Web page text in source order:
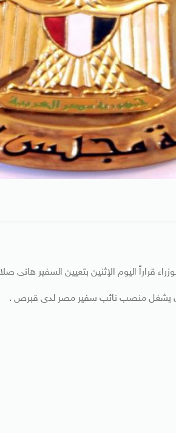
قراراً اليوم الإثنين بتعيين السفير هانى
كان يشغل منصب نائب سفير مصر لدى قبرص .